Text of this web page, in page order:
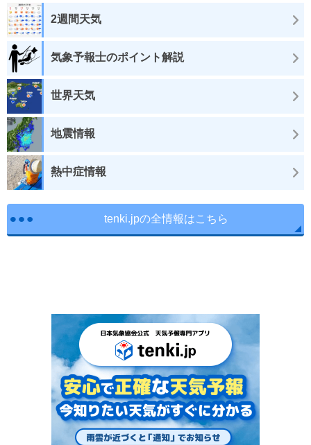
2週間天気
気象予報士のポイント解説
世界天気
地震情報
熱中症情報
tenki.jpの全情報はこちら